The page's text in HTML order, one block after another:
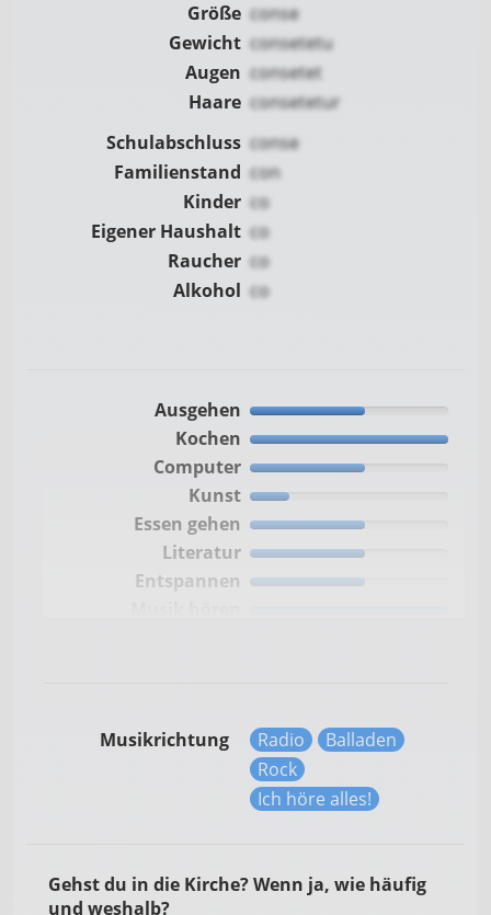
Größe conse
Gewicht consetetu
Augen consetet
Haare consetetur
Schulabschluss conse
Familienstand con
Kinder co
Eigener Haushalt co
Raucher co
Alkohol co
Ausgehen
Kochen
Computer
Kunst
Essen gehen
Literatur
Entspannen
Handwerken
Wandern
Musikrichtung Radio
Balladen
Rock
Ich höre alles!
Gehst du in die Kirche? Wenn ja, wie häufig
und weshalb?